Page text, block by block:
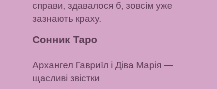
справи, здавалося б, зовсім уже
зазнають краху.
Сонник Таро
Архангел Гавриїл і Діва Марія —
щасливі звістки